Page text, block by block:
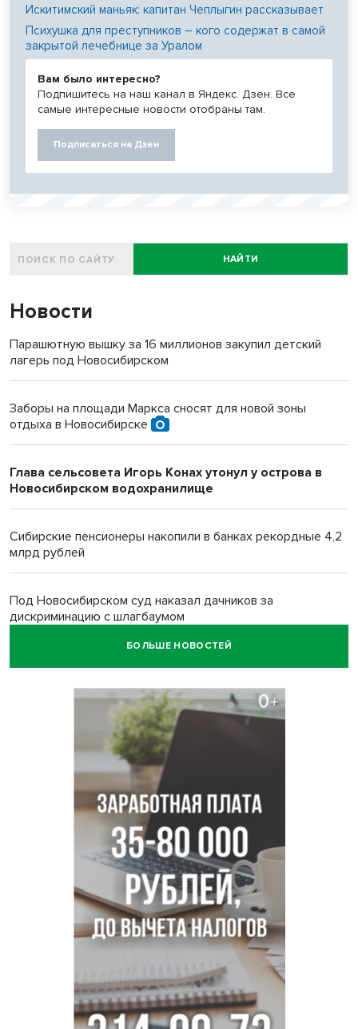
Искитимский маньяк: капитан Чеплыгин рассказывает
Психушка для преступников – кого содержат в самой
закрытой лечебнице за Уралом
Вам было интересно?
Подпишитесь на наш канал в Яндекс. Дзен. Все
самые интересные новости отобраны там.
Подписаться на Дзен
НАЙТИ
Новости
Парашютную вышку за 16 миллионов закупил детский
лагерь под Новосибирском
Заборы на площади Маркса сносят для новой зоны
отдыха в Новосибирске
Глава сельсовета Игорь Конах утонул у острова в
Новосибирском водохранилище
Сибирские пенсионеры накопили в банках рекордные 4,2
млрд рублей
Под Новосибирском суд наказал дачников за
дискриминацию с шлагбаумом
В Убинском живодер застрелил лабрадора гостей из
Родители 10 детей рассказали о подготовке к школе в
Новосибирской области
Цены на бензин снизились в Новосибирской области
к августу-2026
Корабль «Святой апостол Андрей Первозванный» отчалил
от набережной Новосибирска
БОЛЬШЕ НОВОСТЕЙ